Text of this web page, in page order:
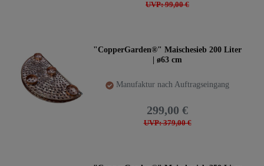
UVP: 99,00 €
"CopperGarden®" Maischesieb 200 Liter
| ø63 cm
Manufaktur nach Auftragseingang
UVP: 379,00 €
299,00 €